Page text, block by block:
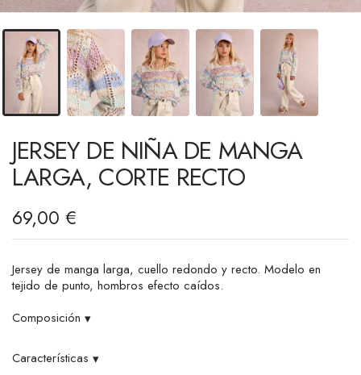
JERSEY DE NIÑA DE MANGA
LARGA, CORTE RECTO
69,00 €
Jersey de manga larga, cuello redondo y recto. Modelo en
tejido de punto, hombros efecto caídos.
Composición ▾
Características ▾